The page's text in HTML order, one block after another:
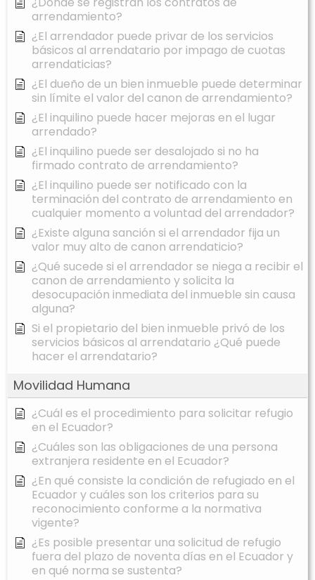
arrendamiento?
¿El arrendador puede privar de los servicios
básicos al arrendatario por impago de cuotas
arrendaticias?
¿El dueño de un bien inmueble puede determinar
sin límite el valor del canon de arrendamiento?
¿El inquilino puede hacer mejoras en el lugar
arrendado?
¿El inquilino puede ser desalojado si no ha
firmado contrato de arrendamiento?
¿El inquilino puede ser notificado con la
terminación del contrato de arrendamiento en
cualquier momento a voluntad del arrendador?
¿Existe alguna sanción si el arrendador fija un
valor muy alto de canon arrendaticio?
¿Qué sucede si el arrendador se niega a recibir el
canon de arrendamiento y solicita la
desocupación inmediata del inmueble sin causa
alguna?
Si el propietario del bien inmueble privó de los
servicios básicos al arrendatario ¿Qué puede
hacer el arrendatario?
Movilidad Humana
¿Cuál es el procedimiento para solicitar refugio
en el Ecuador?
¿Cuáles son las obligaciones de una persona
extranjera residente en el Ecuador?
¿En qué consiste la condición de refugiado en el
Ecuador y cuáles son los criterios para su
reconocimiento conforme a la normativa
vigente?
¿Es posible presentar una solicitud de refugio
fuera del plazo de noventa días en el Ecuador y
en qué norma se sustenta?